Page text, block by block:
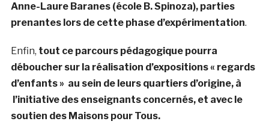
Anne-Laure Baranes (école B. Spinoza), parties
prenantes lors de cette phase d’expérimentation.
Enfin, tout ce parcours pédagogique pourra
déboucher sur la réalisation d’expositions « regards
d’enfants » au sein de leurs quartiers d’origine, à
l’initiative des enseignants concernés, et avec le
soutien des Maisons pour Tous.